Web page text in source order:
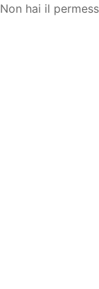
Non hai il